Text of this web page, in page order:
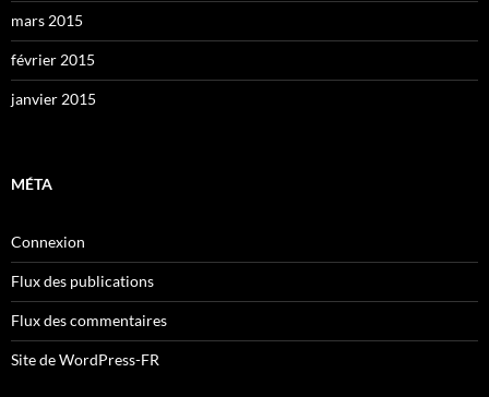
mars 2015
février 2015
janvier 2015
MÉTA
Connexion
Flux des publications
Flux des commentaires
Site de WordPress-FR